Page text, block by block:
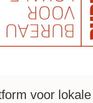
voor